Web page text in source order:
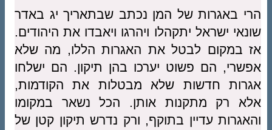
הרי באגרות של המן נכתב שבתאריך יג באדר
שונאי ישראל יתקהלו ויהרגו ויאבדו את היהודים.
אז במקום לבטל את האגרות הללו, מה שלא
אפשרי, הם פשוט יערכו בהן תיקון. הם ישלחו
אגרות חדשות שלא מבטלות את הקודמות,
אלא רק מתקנות אותן. הכל נשאר במקומו
והאגרות עדיין בתוקף, ורק נדרש תיקון קטן של